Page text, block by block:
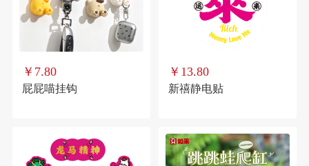
￥7.80
屁屁喵挂钩
￥13.80
新禧静电贴